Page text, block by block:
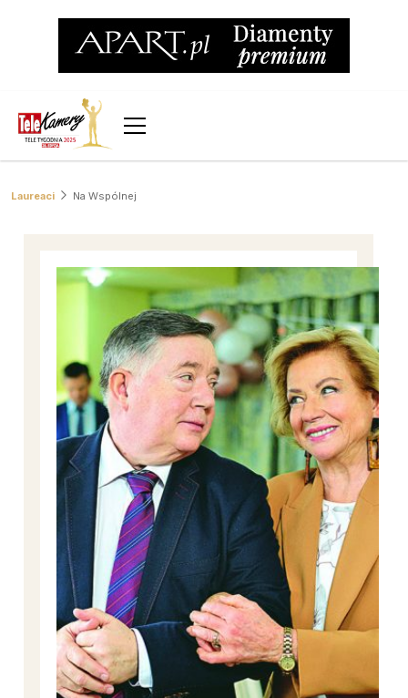
Laureaci Na Wspólnej